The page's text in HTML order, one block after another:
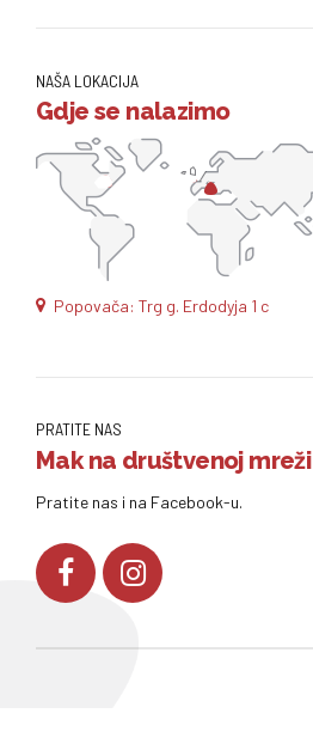
NAŠA LOKACIJA
Gdje se nalazimo
Popovača: Trg g. Erdodyja 1 c
PRATITE NAS
Mak na društvenoj mreži
Pratite nas i na Facebook-u.